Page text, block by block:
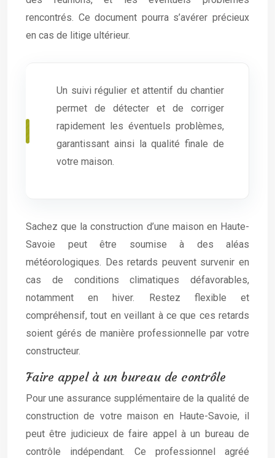
rencontrés. Ce document pourra s’avérer précieux
en cas de litige ultérieur.
Un suivi régulier et attentif du chantier
permet de détecter et de corriger
rapidement les éventuels problèmes,
garantissant ainsi la qualité finale de
votre maison.
Sachez que la construction d’une maison en Haute-
Savoie peut être soumise à des aléas
météorologiques. Des retards peuvent survenir en
cas de conditions climatiques défavorables,
notamment en hiver. Restez flexible et
compréhensif, tout en veillant à ce que ces retards
soient gérés de manière professionnelle par votre
constructeur.
Faire appel à un bureau de contrôle
Pour une assurance supplémentaire de la qualité de
construction de votre maison en Haute-Savoie, il
peut être judicieux de faire appel à un bureau de
contrôle indépendant. Ce professionnel agréé